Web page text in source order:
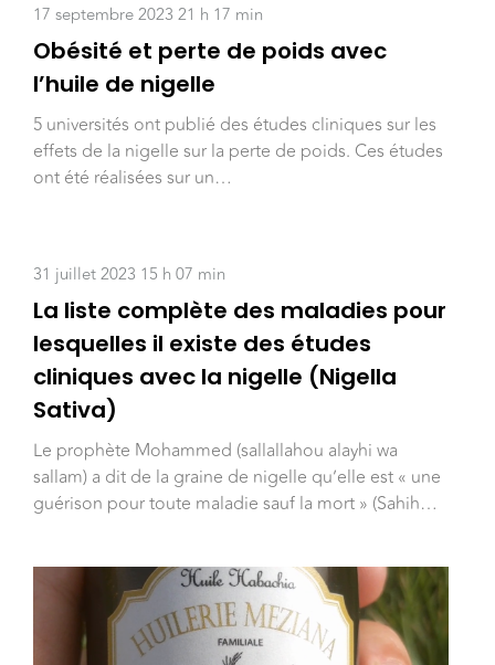
17 septembre 2023 21 h 17 min
Obésité et perte de poids avec
l’huile de nigelle
5 universités ont publié des études cliniques sur les
effets de la nigelle sur la perte de poids. Ces études
ont été réalisées sur un…
31 juillet 2023 15 h 07 min
La liste complète des maladies pour
lesquelles il existe des études
cliniques avec la nigelle (Nigella
Sativa)
Le prophète Mohammed (sallallahou alayhi wa
sallam) a dit de la graine de nigelle qu’elle est « une
guérison pour toute maladie sauf la mort » (Sahih…